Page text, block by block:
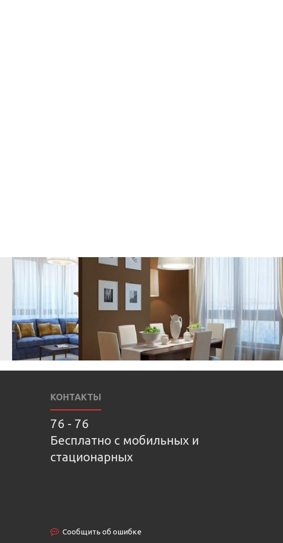
КОНТАКТЫ
76 - 76
Бесплатно с мобильных и
стационарных
Сообщить об ошибке